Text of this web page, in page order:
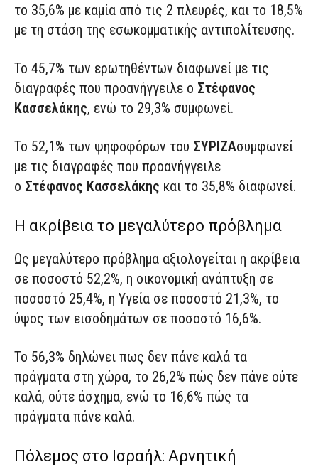
το 35,6% με καμία από τις 2 πλευρές, και το 18,5%
με τη στάση της εσωκομματικής αντιπολίτευσης.
Το 45,7% των ερωτηθέντων διαφωνεί με τις
διαγραφές που προανήγγειλε ο Στέφανος
Κασσελάκης, ενώ το 29,3% συμφωνεί.
Το 52,1% των ψηφοφόρων του ΣΥΡΙΖΑσυμφωνεί
με τις διαγραφές που προανήγγειλε
ο Στέφανος Κασσελάκης και το 35,8% διαφωνεί.
Η ακρίβεια το μεγαλύτερο πρόβλημα
Ως μεγαλύτερο πρόβλημα αξιολογείται η ακρίβεια
σε ποσοστό 52,2%, η οικονομική ανάπτυξη σε
ποσοστό 25,4%, η Υγεία σε ποσοστό 21,3%, το
ύψος των εισοδημάτων σε ποσοστό 16,6%.
Το 56,3% δηλώνει πως δεν πάνε καλά τα
πράγματα στη χώρα, το 26,2% πώς δεν πάνε ούτε
καλά, ούτε άσχημα, ενώ το 16,6% πώς τα
πράγματα πάνε καλά.
Πόλεμος στο Ισραήλ: Αρνητική